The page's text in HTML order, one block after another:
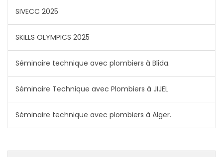
SIVECC 2025
SKILLS OLYMPICS 2025
Séminaire technique avec plombiers à Blida.
Séminaire Technique avec Plombiers à JIJEL
Séminaire technique avec plombiers à Alger.